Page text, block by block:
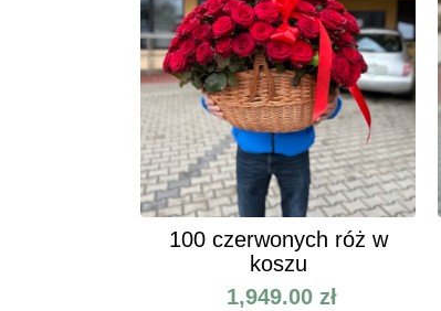
100 czerwonych róż w
koszu
1,949.00 zł